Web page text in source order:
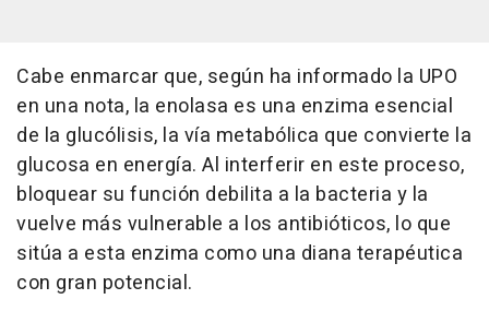
Cabe enmarcar que, según ha informado la UPO
en una nota, la enolasa es una enzima esencial
de la glucólisis, la vía metabólica que convierte la
glucosa en energía. Al interferir en este proceso,
bloquear su función debilita a la bacteria y la
vuelve más vulnerable a los antibióticos, lo que
sitúa a esta enzima como una diana terapéutica
con gran potencial.